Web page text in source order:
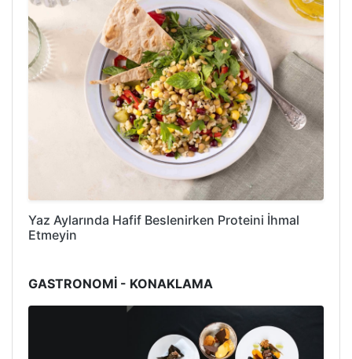
Yaz Aylarında Hafif Beslenirken Proteini İhmal
Etmeyin
GASTRONOMİ - KONAKLAMA